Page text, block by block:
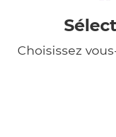
Choisissez